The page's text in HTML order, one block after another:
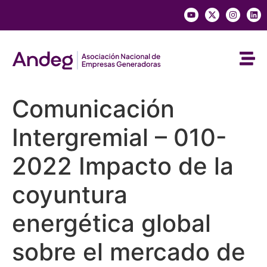
Comunicación
Intergremial – 010-
2022 Impacto de la
coyuntura
energética global
sobre el mercado de